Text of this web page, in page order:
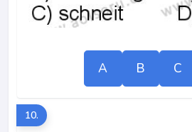
A B C
10.